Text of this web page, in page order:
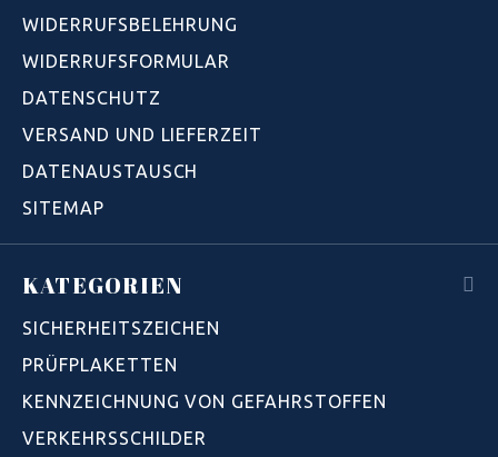
WIDERRUFSBELEHRUNG
WIDERRUFSFORMULAR
DATENSCHUTZ
VERSAND UND LIEFERZEIT
DATENAUSTAUSCH
SITEMAP
KATEGORIEN
SICHERHEITSZEICHEN
PRÜFPLAKETTEN
KENNZEICHNUNG VON GEFAHRSTOFFEN
VERKEHRSSCHILDER